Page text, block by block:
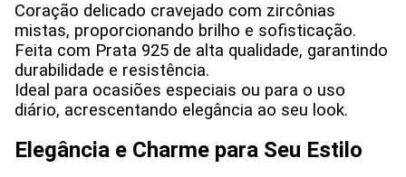
Coração delicado cravejado com zircônias
mistas, proporcionando brilho e sofisticação.
Feita com Prata 925 de alta qualidade, garantindo
durabilidade e resistência.
Ideal para ocasiões especiais ou para o uso
diário, acrescentando elegância ao seu look.
Elegância e Charme para Seu Estilo